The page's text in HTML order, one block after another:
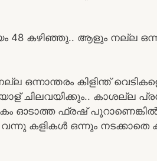
48 കഴിഞ്ഞു.. ആളും നല്ല
ഒന്നാന്തരം കിളിന്ത്
ചിലവയിക്കും.. കാശല്ല
ഓടാത്ത ഫ്രഷ്
വന്നു കളികൾ ഒന്നും